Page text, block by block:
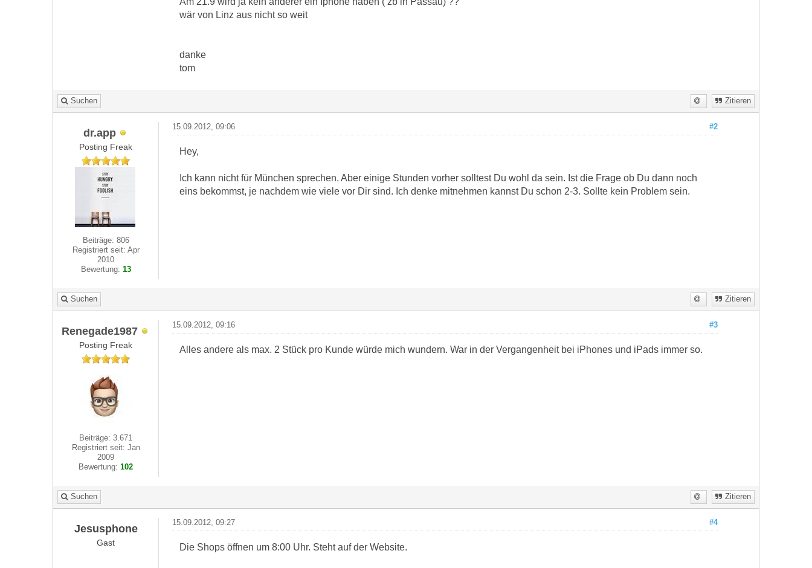
wär von Linz aus nicht so weit
danke
tom
Suchen Zitieren
dr.app
Posting Freak
Beiträge: 806
Registriert seit: Apr
2010
Bewertung: 13
#2
15.09.2012, 09:06
Hey,
Ich kann nicht für München sprechen. Aber einige Stunden vorher solltest Du wohl da sein. Ist die Frage ob Du dann noch
eins bekommst, je nachdem wie viele vor Dir sind. Ich denke mitnehmen kannst Du schon 2-3. Sollte kein Problem sein.
Suchen Zitieren
Renegade1987
Posting Freak
Beiträge: 3.671
Registriert seit: Jan
2009
Bewertung:102
#3
15.09.2012, 09:16
Alles andere als max. 2 Stück pro Kunde würde mich wundern. War in der Vergangenheit bei iPhones und iPads immer so.
Suchen Zitieren
Jesusphone
Gast
#4
15.09.2012, 09:27
Die Shops öffnen um 8:00 Uhr. Steht auf der Website.